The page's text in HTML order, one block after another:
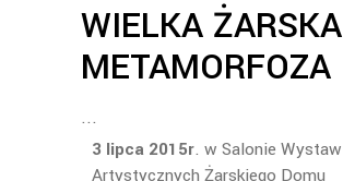
WIELKA ŻARSKA
METAMORFOZA
3 lipca 2015r. w Salonie Wystaw
Artystycznych Żarskiego Domu